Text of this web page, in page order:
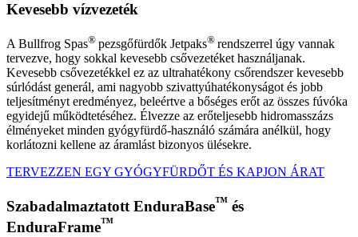
Kevesebb vízvezeték
A Bullfrog Spas® pezsgőfürdők Jetpaks® rendszerrel úgy vannak
tervezve, hogy sokkal kevesebb csővezetéket használjanak.
Kevesebb csővezetékkel ez az ultrahatékony csőrendszer kevesebb
súrlódást generál, ami nagyobb szivattyúhatékonyságot és jobb
teljesítményt eredményez, beleértve a bőséges erőt az összes fúvóka
egyidejű működtetéséhez. Élvezze az erőteljesebb hidromasszázs
élményeket minden gyógyfürdő-használó számára anélkül, hogy
korlátozni kellene az áramlást bizonyos ülésekre.
TERVEZZEN EGY GYÓGYFÜRDŐT ÉS KAPJON ÁRAT
Szabadalmaztatott EnduraBase™ és
EnduraFrame™